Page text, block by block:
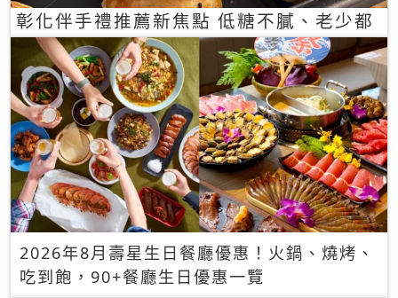
彰化伴手禮推薦新焦點 低糖不膩、老少都
愛的一口蛋黃酥禮盒
2026年8月壽星生日餐廳優惠！火鍋、燒烤、
吃到飽，90+餐廳生日優惠一覽